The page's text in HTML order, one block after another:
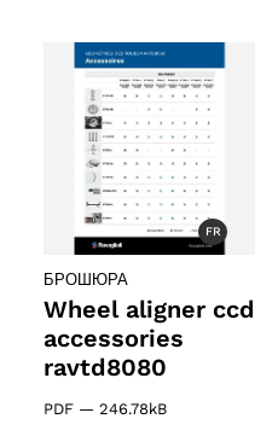
FR
БРОШЮРА
Wheel aligner ccd
accessories
ravtd8080
PDF — 246.78kB